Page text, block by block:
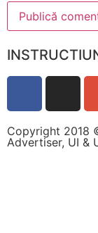
Copyright 2018
Advertiser, UI &